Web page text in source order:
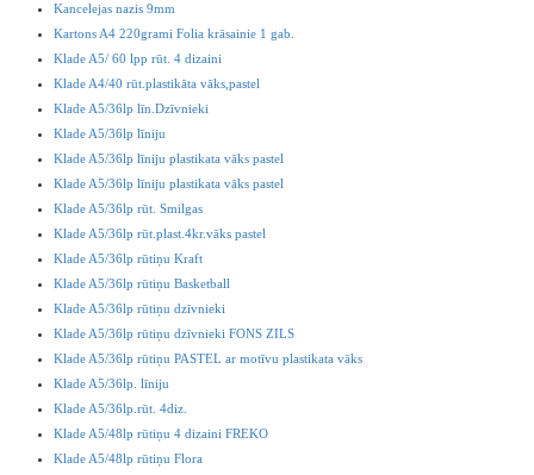
Kancelejas nazis 9mm
Kartons A4 220grami Folia krāsainie 1 gab.
Klade A5/ 60 lpp rūt. 4 dizaini
Klade A4/40 rūt.plastikāta vāks,pastel
Klade A5/36lp līn.Dzīvnieki
Klade A5/36lp līniju
Klade A5/36lp līniju plastikata vāks pastel
Klade A5/36lp līniju plastikata vāks pastel
Klade A5/36lp rūt. Smilgas
Klade A5/36lp rūt.plast.4kr.vāks pastel
Klade A5/36lp rūtiņu Kraft
Klade A5/36lp rūtiņu Basketball
Klade A5/36lp rūtiņu dzīvnieki
Klade A5/36lp rūtiņu dzīvnieki FONS ZILS
Klade A5/36lp rūtiņu PASTEL ar motīvu plastikata vāks
Klade A5/36lp. līniju
Klade A5/36lp.rūt. 4diz.
Klade A5/48lp rūtiņu 4 dizaini FREKO
Klade A5/48lp rūtiņu Flora